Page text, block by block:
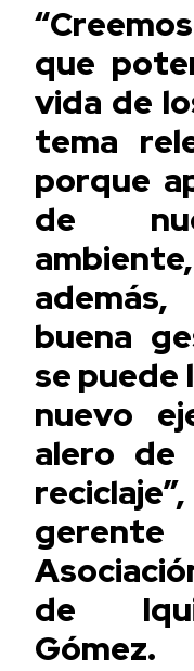
que
vida de
tema
porque
de
buena
se puede
nuevo
alero de
de
Gómez.